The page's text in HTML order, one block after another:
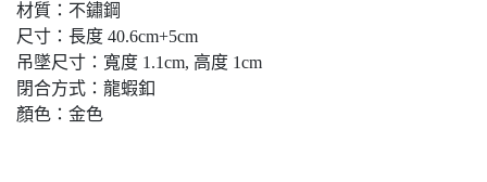
材質：不鏽鋼
尺寸：長度 40.6cm+5cm
吊墜尺寸：寬度 1.1cm, 高度 1cm
閉合方式：龍蝦釦
顏色：金色